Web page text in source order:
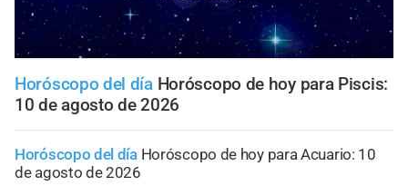
Horóscopo del día Horóscopo de hoy para Piscis:
10 de agosto de 2026
Horóscopo del día Horóscopo de hoy para Acuario: 10
de agosto de 2026